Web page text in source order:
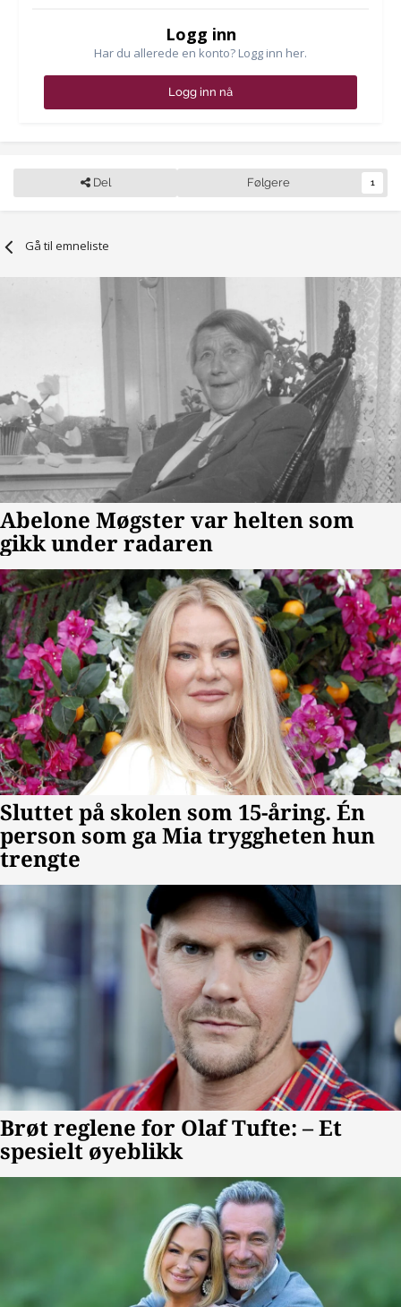
Logg inn
Har du allerede en konto? Logg inn her.
Logg inn nå
Del Følgere 1
Gå til emneliste